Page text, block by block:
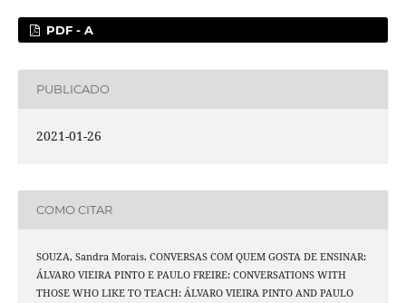
PDF - A
PUBLICADO
2021-01-26
COMO CITAR
SOUZA, Sandra Morais. CONVERSAS COM QUEM GOSTA DE ENSINAR:
ÁLVARO VIEIRA PINTO E PAULO FREIRE: CONVERSATIONS WITH
THOSE WHO LIKE TO TEACH: ÁLVARO VIEIRA PINTO AND PAULO